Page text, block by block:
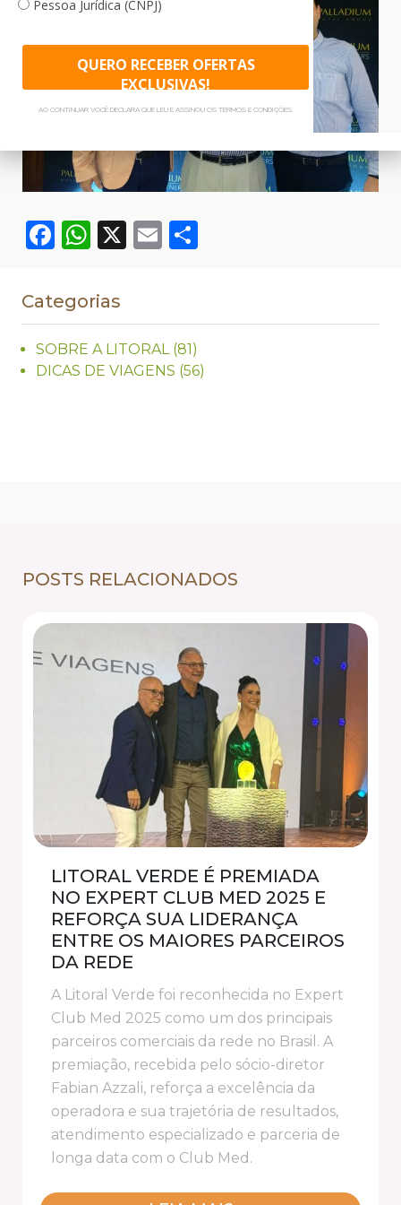
Facebook
WhatsApp
X Email
Categorias
SOBRE A LITORAL (81)
DICAS DE VIAGENS (56)
POSTS RELACIONADOS
LITORAL VERDE É PREMIADA
NO EXPERT CLUB MED 2025 E
REFORÇA SUA LIDERANÇA
ENTRE OS MAIORES PARCEIROS
DA REDE
A Litoral Verde foi reconhecida no Expert
Club Med 2025 como um dos principais
parceiros comerciais da rede no Brasil. A
premiação, recebida pelo sócio-diretor
Fabian Azzali, reforça a excelência da
operadora e sua trajetória de resultados,
atendimento especializado e parceria de
longa data com o Club Med.
Pessoa Jurídica (CNPJ)
QUERO RECEBER OFERTAS
EXCLUSIVAS!
AO CONTINUAR VOCÊ DECLARA QUE LEU E ASSINOU OS TERMOS E CONDIÇÕES.